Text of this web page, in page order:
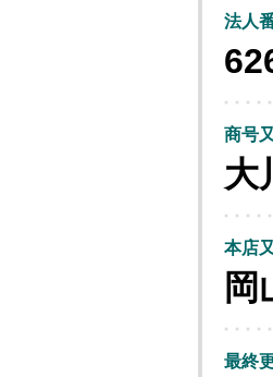
法人
商号
大
本店
岡
最終